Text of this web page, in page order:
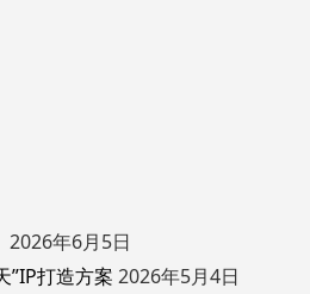
2026年6月5日
”IP打造方案 2026年5月4日